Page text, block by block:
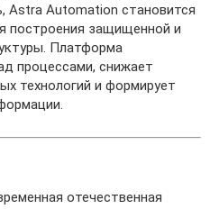
Astra Automation становится
построения защищенной и
Платформа
процессами, снижает
технологий и формирует
отечественная